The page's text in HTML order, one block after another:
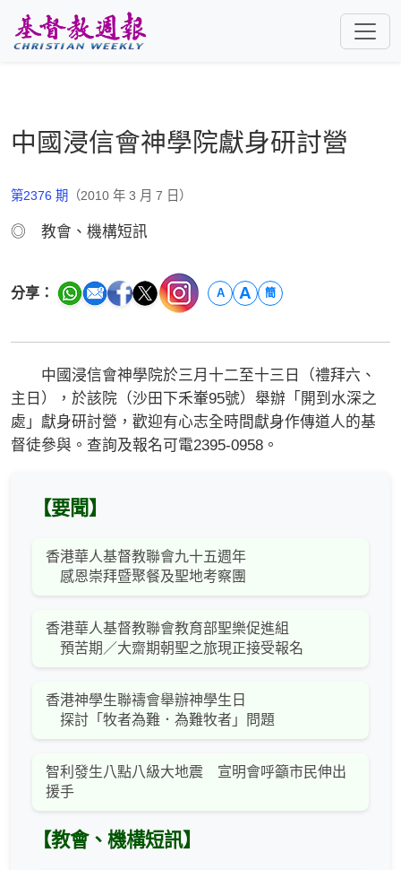
中國浸信會神學院獻身研討營
第2376 期 （2010 年 3 月 7 日）
◎ 教會、機構短訊
分享： A A 簡
中國浸信會神學院於三月十二至十三日（禮拜六、
主日），於該院（沙田下禾輋95號）舉辦「開到水深之
處」獻身研討營，歡迎有心志全時間獻身作傳道人的基
督徒參與。查詢及報名可電2395-0958。
【要聞】
香港華人基督教聯會九十五週年
感恩崇拜暨聚餐及聖地考察團
香港華人基督教聯會教育部聖樂促進組
預苦期／大齋期朝聖之旅現正接受報名
香港神學生聯禱會舉辦神學生日
探討「牧者為難．為難牧者」問題
智利發生八點八級大地震 宣明會呼籲市民伸出
援手
【教會、機構短訊】